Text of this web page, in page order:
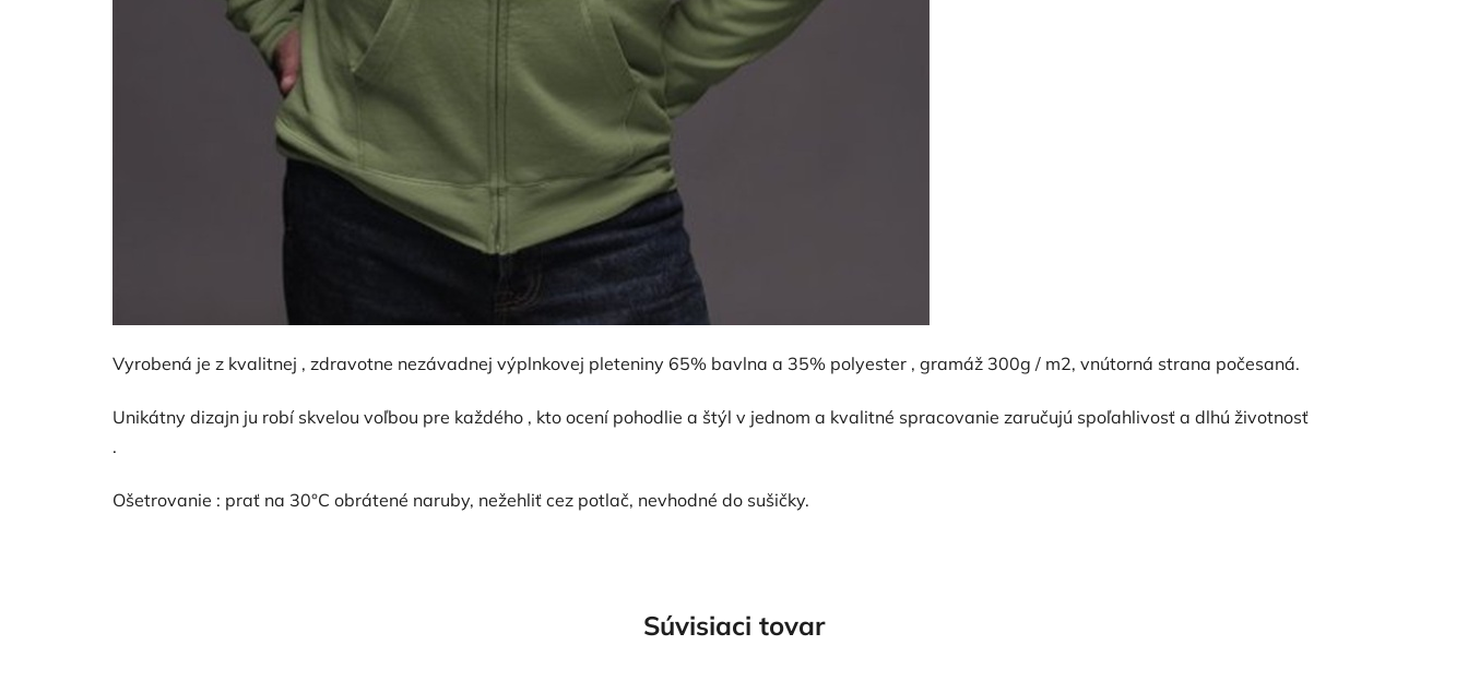
Vyrobená je z kvalitnej , zdravotne nezávadnej výplnkovej pleteniny 65% bavlna a 35% polyester , gramáž 300g / m2, vnútorná strana počesaná.
Unikátny dizajn ju robí skvelou voľbou pre každého , kto ocení pohodlie a štýl v jednom a kvalitné spracovanie zaručujú spoľahlivosť a dlhú životnosť
.
Ošetrovanie : prať na 30°C obrátené naruby, nežehliť cez potlač, nevhodné do sušičky.
Súvisiaci tovar